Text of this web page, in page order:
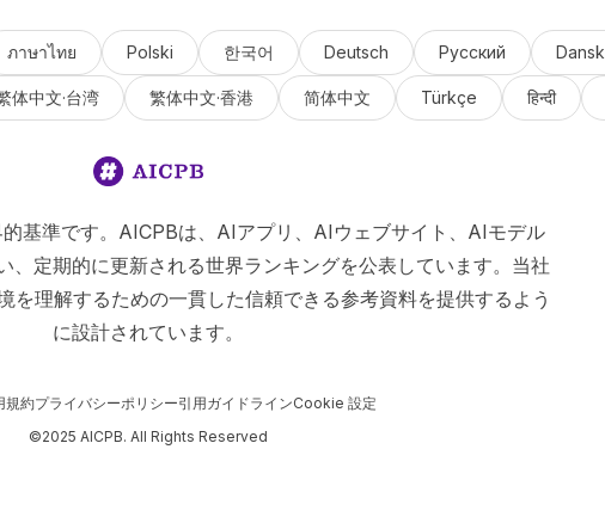
ภาษาไทย Polski 한국어 Deutsch Русский Dansk
体中文·台湾 繁体中文·香港 简体中文 Türkçe हिन्दी
基準です。AICPBは、AIアプリ、AIウェブサイト、AIモデル
、定期的に更新される世界ランキングを公表しています。当社
を理解するための一貫した信頼できる参考資料を提供するよう
に設計されています。
規約プライバシーポリシー引用ガイドラインCookie 設定
©2025 AICPB. All Rights Reserved